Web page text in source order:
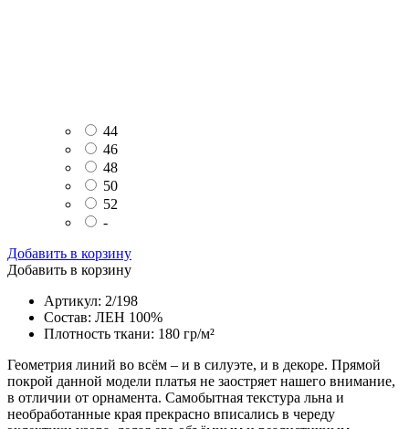
44
46
48
50
52
-
Добавить в корзину
Добавить в корзину
Артикул: 2/198
Состав: ЛЕН 100%
Плотность ткани: 180 гр/м²
Геометрия линий во всём – и в силуэте, и в декоре. Прямой
покрой данной модели платья не заостряет нашего внимание,
в отличии от орнамента. Самобытная текстура льна и
необработанные края прекрасно вписались в череду